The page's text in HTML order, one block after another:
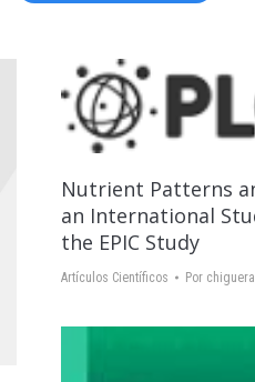
Nutrient Patterns
an International
the EPIC Study
Artículos Científicos Por